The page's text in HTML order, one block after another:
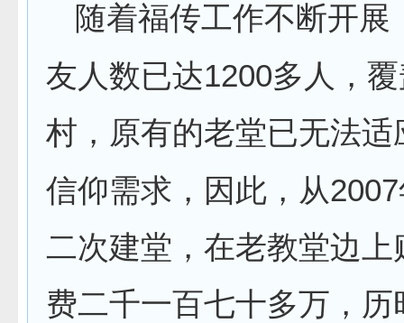
随着福传工作不断开展
友人数已达1200多人，
村，原有的老堂已无法
信仰需求，因此，从2007
二次建堂，在老教堂边
费二千一百七十多万，